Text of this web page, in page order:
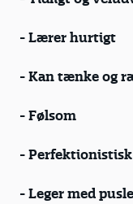
- Lærer hurtigt
- Kan tænke og
- Følsom
- Perfektionistisk
- Leger med